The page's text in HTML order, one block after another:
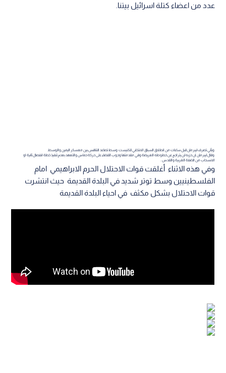
عدد من اعضاء كتلة اسرائيل بيتنا.
ويأتي تصرف ليبرمان قبل ساعات من انطلاق السباق الانتخابي للكنيست وسط تصاعد التنافس بين معسكر اليمين والوسط.
وقال ليبرمان ان حزبه لن يتراجع عن خطوطه العريضة وفي مقدمتها وجوب القضاء على حركة حماس والتعهد بعدم تنفيذ خطة انفصال ثانية او
الانسحاب من الضفة الغربية والقدس .
وفي هذه الاثناء أغلقت قوات الاحتلال الحرم الابراهيمي امام
الفلسطينيين وسط توتر شديد في البلدة القديمة حيث انتشرت
قوات الاحتلال بشكل مكثف في احياء البلدة القديمة